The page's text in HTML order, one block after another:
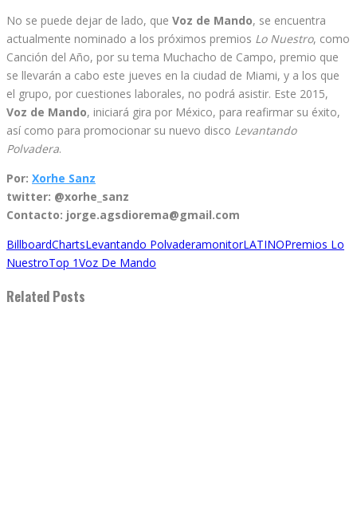
No se puede dejar de lado, que Voz de Mando, se encuentra
actualmente nominado a los próximos premios Lo Nuestro, como
Canción del Año, por su tema Muchacho de Campo, premio que
se llevarán a cabo este jueves en la ciudad de Miami, y a los que
el grupo, por cuestiones laborales, no podrá asistir. Este 2015,
Voz de Mando, iniciará gira por México, para reafirmar su éxito,
así como para promocionar su nuevo disco Levantando
Polvadera.
Por: Xorhe Sanz
twitter: @xorhe_sanz
Contacto: jorge.agsdiorema@gmail.com
BillboardChartsLevantando PolvaderamonitorLATINOPremios Lo
NuestroTop 1Voz De Mando
Related Posts